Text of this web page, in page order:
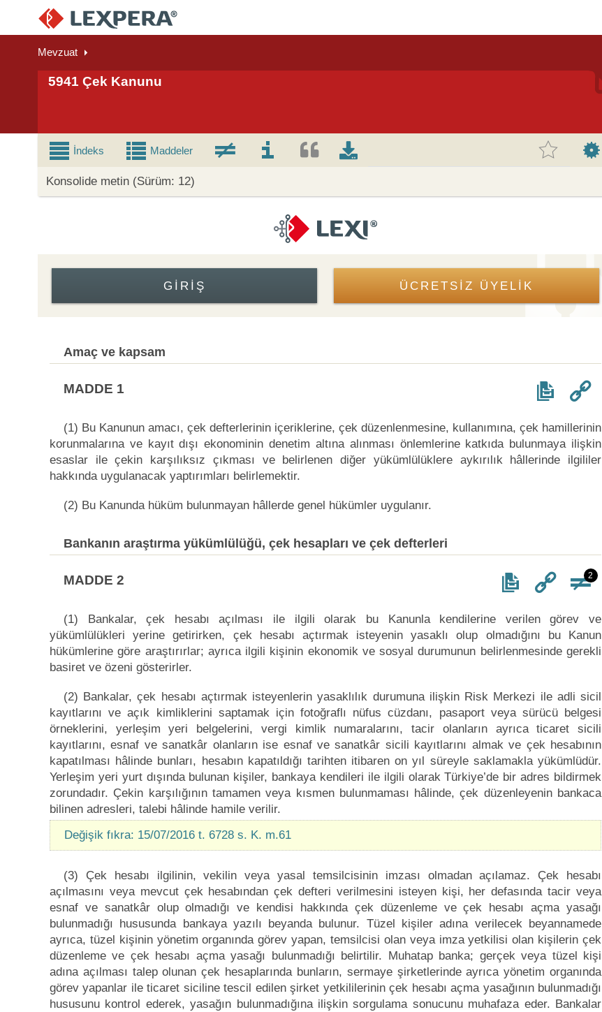
Mevzuat
5941 Çek Kanunu
İndeks Maddeler
Konsolide metin (Sürüm: 12)
GIRIŞ ÜCRETSİZ ÜYELİK
Amaç ve kapsam
MADDE 1
(1) Bu Kanunun amacı, çek defterlerinin içeriklerine, çek düzenlenmesine, kullanımına, çek hamillerinin
korunmalarına ve kayıt dışı ekonominin denetim altına alınması önlemlerine katkıda bulunmaya ilişkin
esaslar ile çekin karşılıksız çıkması ve belirlenen diğer yükümlülüklere aykırılık hâllerinde ilgililer
hakkında uygulanacak yaptırımları belirlemektir.
(2) Bu Kanunda hüküm bulunmayan hâllerde genel hükümler uygulanır.
Bankanın araştırma yükümlülüğü, çek hesapları ve çek defterleri
MADDE 2 2
(1) Bankalar, çek hesabı açılması ile ilgili olarak bu Kanunla kendilerine verilen görev ve
yükümlülükleri yerine getirirken, çek hesabı açtırmak isteyenin yasaklı olup olmadığını bu Kanun
hükümlerine göre araştırırlar; ayrıca ilgili kişinin ekonomik ve sosyal durumunun belirlenmesinde gerekli
basiret ve özeni gösterirler.
(2) Bankalar, çek hesabı açtırmak isteyenlerin yasaklılık durumuna ilişkin Risk Merkezi ile adli sicil
kayıtlarını ve açık kimliklerini saptamak için fotoğraflı nüfus cüzdanı, pasaport veya sürücü belgesi
örneklerini, yerleşim yeri belgelerini, vergi kimlik numaralarını, tacir olanların ayrıca ticaret sicili
kayıtlarını, esnaf ve sanatkâr olanların ise esnaf ve sanatkâr sicili kayıtlarını almak ve çek hesabının
kapatılması hâlinde bunları, hesabın kapatıldığı tarihten itibaren on yıl süreyle saklamakla yükümlüdür.
Yerleşim yeri yurt dışında bulunan kişiler, bankaya kendileri ile ilgili olarak Türkiye’de bir adres bildirmek
zorundadır. Çekin karşılığının tamamen veya kısmen bulunmaması hâlinde, çek düzenleyenin bankaca
bilinen adresleri, talebi hâlinde hamile verilir.
Değişik fıkra: 15/07/2016 t. 6728 s. K. m.61
(3) Çek hesabı ilgilinin, vekilin veya yasal temsilcisinin imzası olmadan açılamaz. Çek hesabı
açılmasını veya mevcut çek hesabından çek defteri verilmesini isteyen kişi, her defasında tacir veya
esnaf ve sanatkâr olup olmadığı ve kendisi hakkında çek düzenleme ve çek hesabı açma yasağı
bulunmadığı hususunda bankaya yazılı beyanda bulunur. Tüzel kişiler adına verilecek beyannamede
ayrıca, tüzel kişinin yönetim organında görev yapan, temsilcisi olan veya imza yetkilisi olan kişilerin çek
düzenleme ve çek hesabı açma yasağı bulunmadığı belirtilir. Muhatap banka; gerçek veya tüzel kişi
adına açılması talep olunan çek hesaplarında bunların, sermaye şirketlerinde ayrıca yönetim organında
görev yapanlar ile ticaret siciline tescil edilen şirket yetkililerinin çek hesabı açma yasağının bulunmadığı
hususunu kontrol ederek, yasağın bulunmadığına ilişkin sorgulama sonucunu muhafaza eder. Bankalar